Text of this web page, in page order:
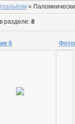
»
разделе: 8
8